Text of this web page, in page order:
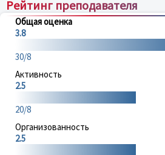
Рейтинг преподавателя
Общая оценка
3.8
30/8
Активность
2.5
20/8
Организованность
2.5